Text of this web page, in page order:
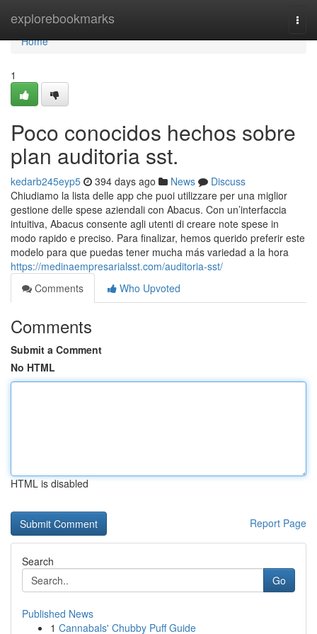
explorebookmarks
Home
Home
1
Poco conocidos hechos sobre
plan auditoria sst.
kedarb245eyp5 394 days ago News
Discuss
Chiudiamo la lista delle app che puoi utilizzare per una miglior
gestione delle spese aziendali con Abacus. Con un’interfaccia
intuitiva, Abacus consente agli utenti di creare note spese in
modo rapido e preciso. Para finalizar, hemos querido preferir este
modelo para que puedas tener mucha más variedad a la hora
https://medinaempresarialsst.com/auditoria-sst/
Comments
Who Upvoted
Comments
Submit a Comment
No HTML
HTML is disabled
Report Page
Search
Go
Published News
1 Cannabals' Chubby Puff Guide